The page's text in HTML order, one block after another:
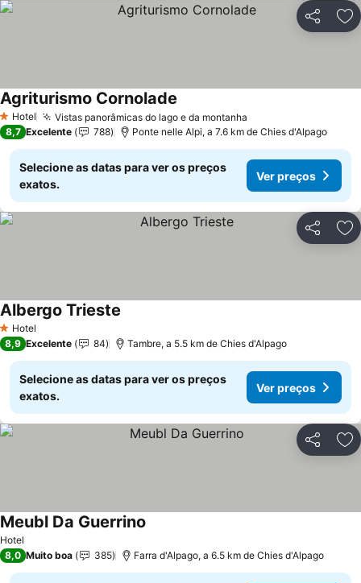
Partilhar
1 Estrelas
Hotel Vistas panorâmicas do lago e da montanha
Agriturismo Cornolade
8,7 Excelente 788 Ponte nelle Alpi, a 7.6 km de Chies d'Alpago
Selecione as datas para ver os preços
exatos.
Ver preços
Partilhar
1 Estrelas
Hotel
Albergo Trieste
8,9 Excelente 84 Tambre, a 5.5 km de Chies d'Alpago
Selecione as datas para ver os preços
exatos.
Ver preços
Partilhar
Hotel
Meubl Da Guerrino
8,0 Muito boa 385 Farra d'Alpago, a 6.5 km de Chies d'Alpago